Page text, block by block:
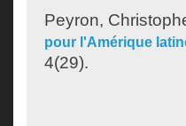
Peyron,
pour l'Amérique
4(29).